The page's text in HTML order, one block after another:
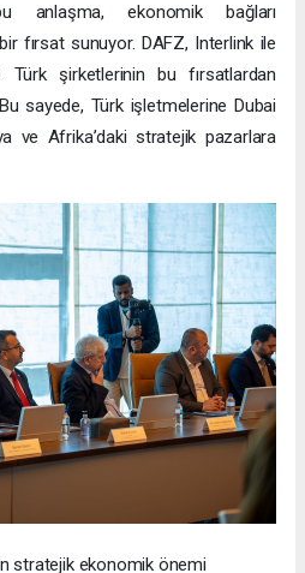
anlaşma, ekonomik bağları
fırsat sunuyor. DAFZ, Interlink ile
Türk şirketlerinin bu fırsatlardan
sayede, Türk işletmelerine Dubai
ve Afrika’daki stratejik pazarlara
stratejik ekonomik önemi